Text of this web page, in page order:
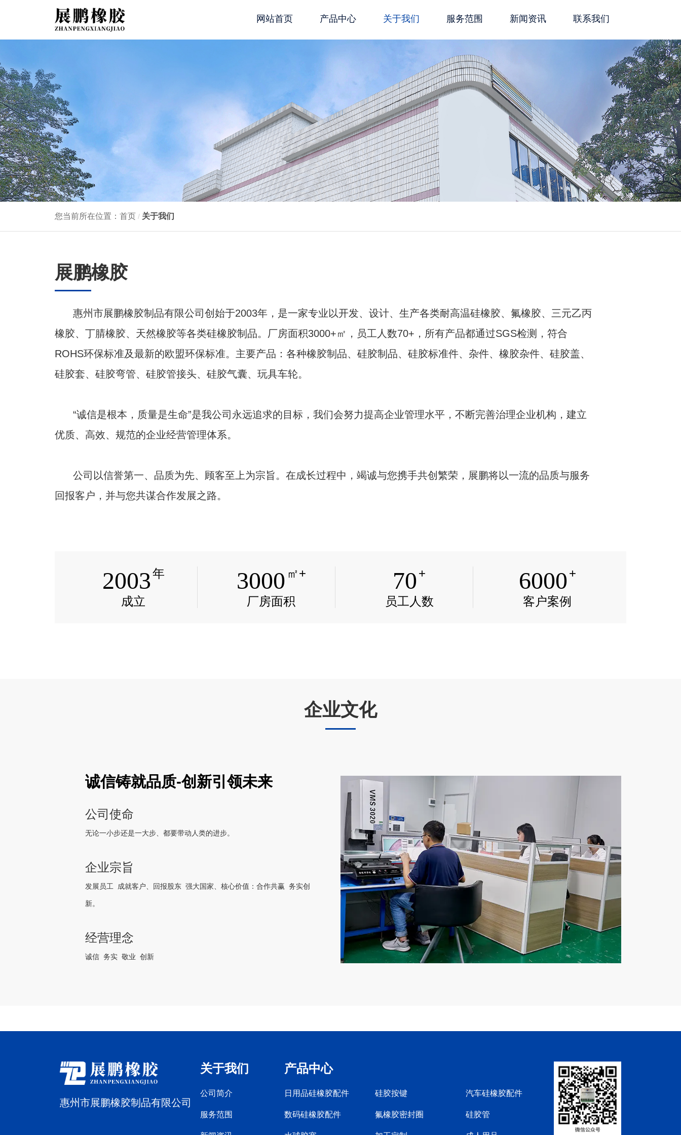
网站首页 产品中心 关于我们 服务范围 新闻资讯 联系我们
您当前所在位置：首页 / 关于我们
展鹏橡胶
惠州市展鹏橡胶制品有限公司创始于2003年， 是一家专业以开发、设计、生产各类耐高温硅橡胶、氟橡胶、三元乙丙
橡胶、丁腈橡胶、天然橡胶等各类硅橡胶制品。厂房面积3000+㎡ ，员工人数70+ ， 所有产品都通过SGS检测，符合
ROHS环保标准及最新的欧盟环保标准。 主要产品： 各种橡胶制品、硅胶制品、硅胶标准件、杂件、橡胶杂件、硅胶盖、
硅胶套、硅胶弯管、硅胶管接头、硅胶气囊、玩具车轮。
“诚信是根本，质量是生命”是我公司永远追求的目标，我们会努力提高企业管理水平，不断完善治理企业机构，建立
优质、高效、规范的企业经营管理体系。
公司以信誉第一、品质为先、顾客至上为宗旨。在成长过程中，竭诚与您携手共创繁荣，展鹏将以一流的品质与服务
回报客户，并与您共谋合作发展之路。
惠州市展鹏橡胶制品有限公司创 始于2003年， 是一家专业以开发、设计、生产各类耐高温硅橡胶、氟橡胶、三元乙丙
橡胶、丁腈橡胶、天然橡胶等各类硅橡胶制品。厂房面积3000+㎡ ，员工人数70+ ， 所有产品都通过SGS检测，符合
ROHS环保标准及最新的欧盟环保标准。 主要产品： 各种橡胶制品、硅胶制品、硅胶标准件、杂件、橡胶杂件、硅胶盖、
硅胶套、硅胶弯管、硅胶管接头、硅胶气囊、玩具车轮。
“诚信是根本，质量是生命”是我公司永远追求的目标，我们会努力提高企业管理水平，不断完善治理企业机构，建立
优质、高效、规范的企业经营管理体系。
公司以信誉第一、品质为先、顾客至上为宗旨。在成长过程中，竭诚与您携手共创繁荣，展鹏将以一流的品质与服务
回报客户，并与您共谋合作发展之路。
2003年
成立
3000 ㎡+
厂房面积
70+
员工人数
6000+
客户案例
企业文化
诚信铸就品质-创新引领未来
公司使命
无论一小步还是一大步、都要带动人类的进步。
企业宗旨
发展员工 成就客户、回报股东 强大国家、核心价值：合作共赢 务实创
新。
经营理念
诚信 务实 敬业 创新
惠州市展鹏橡胶制品有限公司
关于我们
公司简介
服务范围
产品中心
日用品硅橡胶配件 硅胶按键 汽车硅橡胶配件
数码硅橡胶配件 氟橡胶密封圈 硅胶管